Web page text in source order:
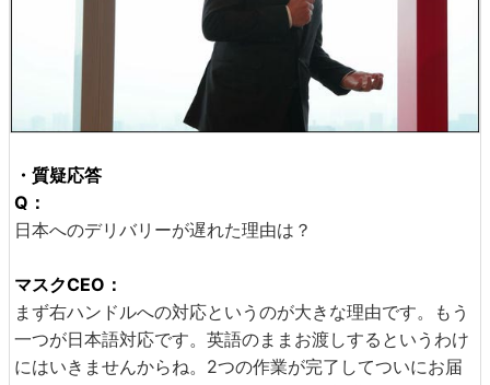
・質疑応答
Q：
日本へのデリバリーが遅れた理由は？
マスクCEO：
まず右ハンドルへの対応というのが大きな理由です。もう
一つが日本語対応です。英語のままお渡しするというわけ
にはいきませんからね。2つの作業が完了してついにお届